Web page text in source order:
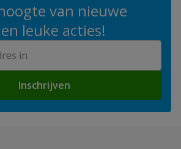
van nieuwe
leuke acties!
Inschrijven